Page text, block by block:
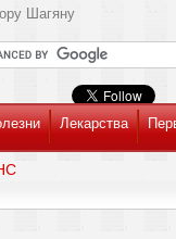
Шагяну
Лекарства